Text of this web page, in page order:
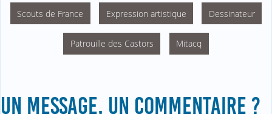
Scouts de France Expression artistique Dessinateur
Patrouille des Castors Mitacq
UN MESSAGE, UN COMMENTAIRE ?